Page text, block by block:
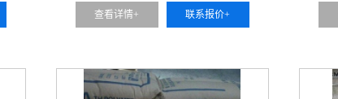
查看详情+ 联系报价+